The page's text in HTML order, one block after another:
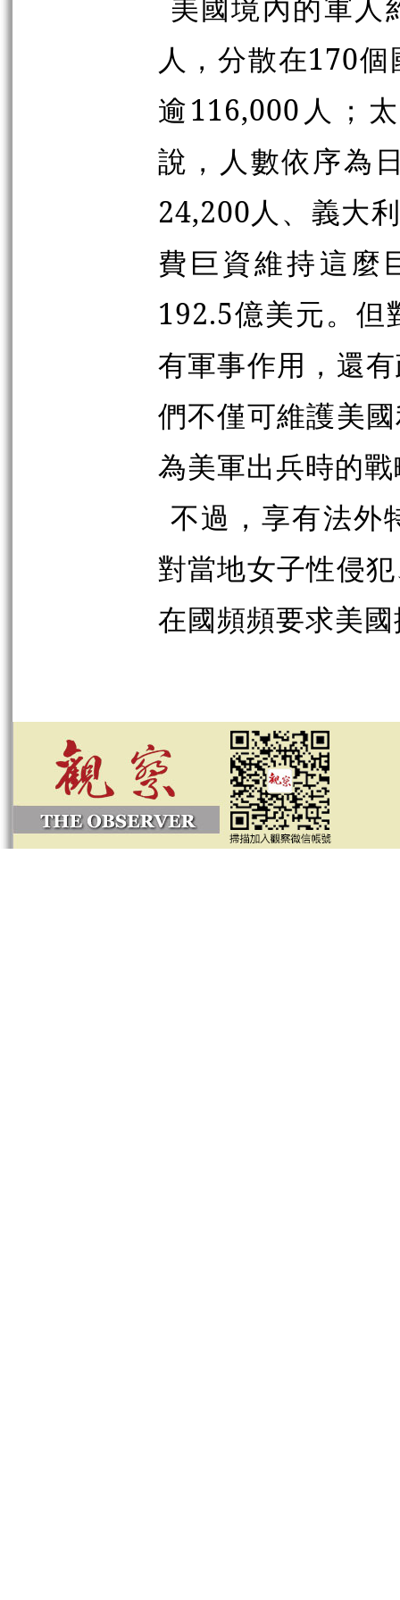
人，分散在170
逾116,000人；
說，人數依序為
24,200人、義大
費巨資維持這麼
192.5億美元。但
有軍事作用，還
們不僅可維護美
為美軍出兵時的
不過，享有法外
對當地女子性侵
在國頻頻要求美